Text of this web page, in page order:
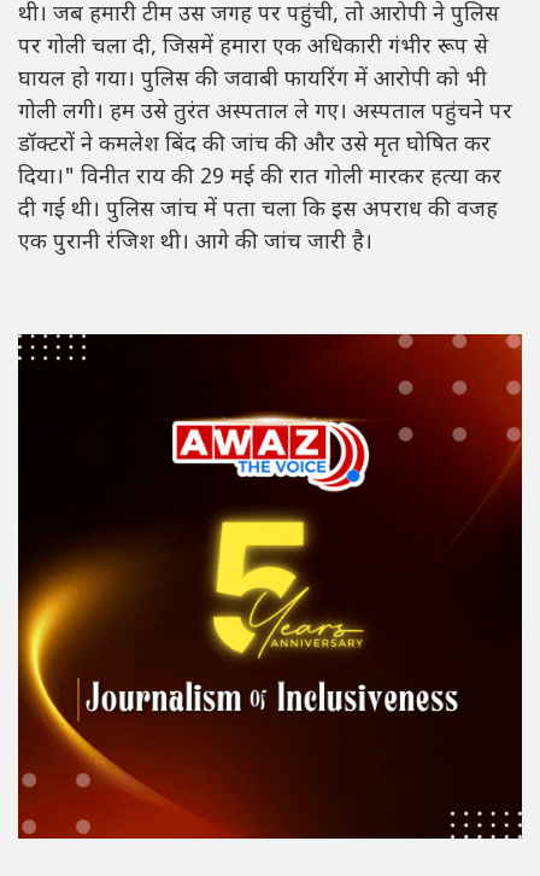
थी। जब हमारी टीम उस जगह पर पहुंची, तो आरोपी ने पुलिस
पर गोली चला दी, जिसमें हमारा एक अधिकारी गंभीर रूप से
घायल हो गया। पुलिस की जवाबी फायरिंग में आरोपी को भी
गोली लगी। हम उसे तुरंत अस्पताल ले गए। अस्पताल पहुंचने पर
डॉक्टरों ने कमलेश बिंद की जांच की और उसे मृत घोषित कर
दिया।" विनीत राय की 29 मई की रात गोली मारकर हत्या कर
दी गई थी। पुलिस जांच में पता चला कि इस अपराध की वजह
एक पुरानी रंजिश थी। आगे की जांच जारी है।